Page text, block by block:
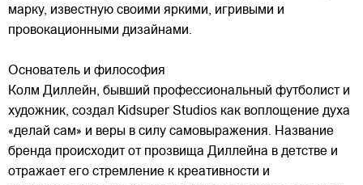
марку, известную своими яркими, игривыми и
провокационными дизайнами.
Основатель и философия
Колм Диллейн, бывший профессиональный футболист и
художник, создал Kidsuper Studios как воплощение духа
«делай сам» и веры в силу самовыражения. Название
бренда происходит от прозвища Диллейна в детстве и
отражает его стремление к креативности и